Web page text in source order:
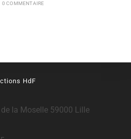
0 COMMENTAIRE
HdF
la Moselle 59000 Lille